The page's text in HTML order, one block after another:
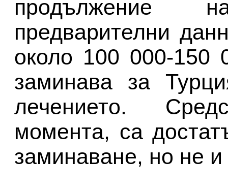
продължение
предварителни
около 100 000-150
заминава за
лечението.
момента, са
заминаване, но не